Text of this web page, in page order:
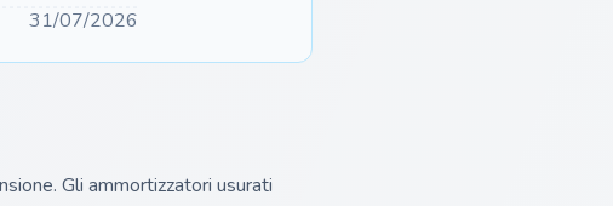
31/07/2026
Gli ammortizzatori usurati